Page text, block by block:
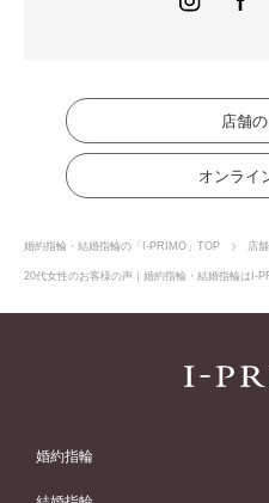
店舗
オンライ
婚約指輪・結婚指輪の「I-PRIMO」TOP 店
20代女性のお客様の声｜婚約指輪・結婚指輪は
婚約指輪
婚約指輪 (エンゲージリング)